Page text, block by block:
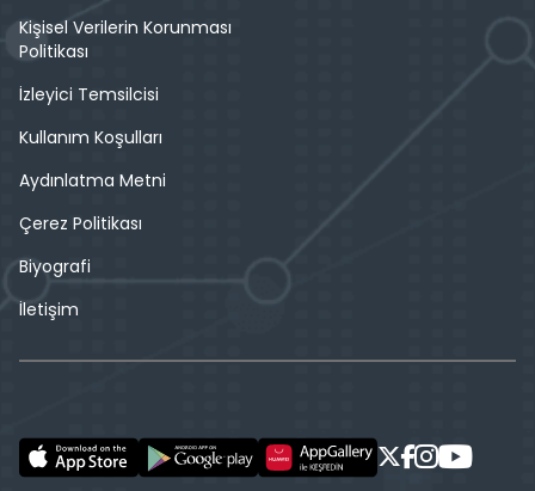
Kişisel Verilerin Korunması
Politikası
İzleyici Temsilcisi
Kullanım Koşulları
Aydınlatma Metni
Çerez Politikası
Biyografi
İletişim